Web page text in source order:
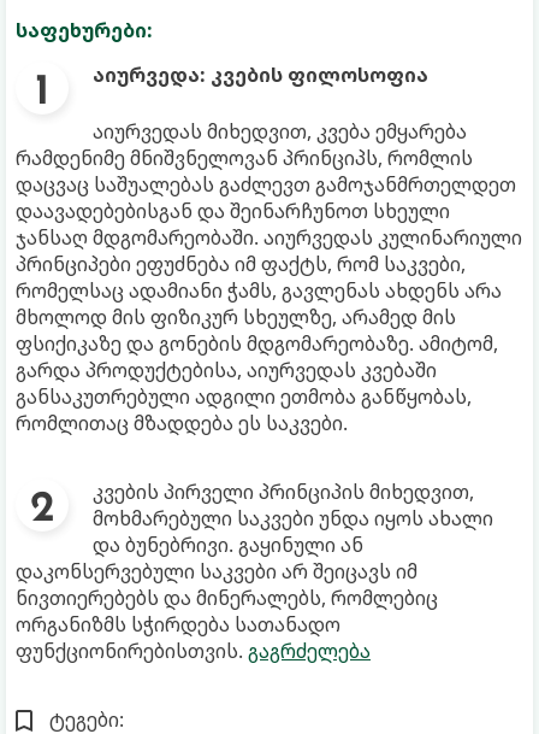
საფეხურები:
აიურვედა: კვების ფილოსოფია
აიურვედას მიხედვით, კვება ემყარება
რამდენიმე მნიშვნელოვან პრინციპს, რომლის
დაცვაც საშუალებას გაძლევთ გამოჯანმრთელდეთ
დაავადებებისგან და შეინარჩუნოთ სხეული
ჯანსაღ მდგომარეობაში. აიურვედას კულინარიული
პრინციპები ეფუძნება იმ ფაქტს, რომ საკვები,
რომელსაც ადამიანი ჭამს, გავლენას ახდენს არა
მხოლოდ მის ფიზიკურ სხეულზე, არამედ მის
ფსიქიკაზე და გონების მდგომარეობაზე. ამიტომ,
გარდა პროდუქტებისა, აიურვედას კვებაში
განსაკუთრებული ადგილი ეთმობა განწყობას,
რომლითაც მზადდება ეს საკვები.
კვების პირველი პრინციპის მიხედვით,
მოხმარებული საკვები უნდა იყოს ახალი
და ბუნებრივი. გაყინული ან
დაკონსერვებული საკვები არ შეიცავს იმ
ნივთიერებებს და მინერალებს, რომლებიც
ორგანიზმს სჭირდება სათანადო
ფუნქციონირებისთვის. გაგრძელება
ტეგები: